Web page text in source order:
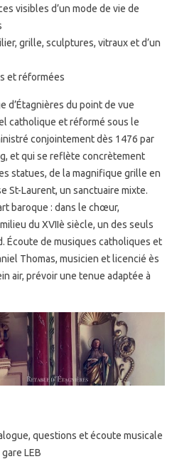
visibles d’un mode de vie de
grille, sculptures, vitraux et d’un
et réformées
d’Étagnières du point de vue
catholique et réformé sous le
conjointement dès 1476 par
et qui se reflète concrètement
statues, de la magnifique grille en
St-Laurent, un sanctuaire mixte.
baroque : dans le chœur,
du XVIIè siècle, un des seuls
Écoute de musiques catholiques et
Thomas, musicien et licencié ès
air, prévoir une tenue adaptée à
questions et écoute musicale
LEB